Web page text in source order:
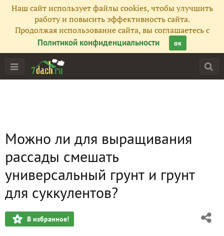
Наш сайт использует файлы cookies, чтобы улучшить
работу и повысить эффективность сайта.
Продолжая использование сайта, вы соглашаетесь с
Политикой конфиденциальности
ок
Можно ли для выращивания
рассады смешать
универсальный грунт и грунт
для суккулентов?
В избранное!